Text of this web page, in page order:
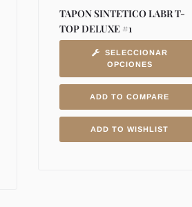
TAPON SINTETICO LABR T-
TOP DELUXE #1
SELECCIONAR
OPCIONES
ADD TO COMPARE
ADD TO WISHLIST